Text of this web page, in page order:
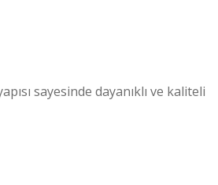
sayesinde dayanıklı ve kaliteli